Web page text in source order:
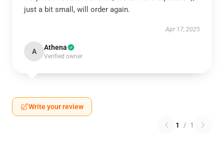
just a bit small, will order again.
Apr 17, 2025
A Athena
Verified owner
Write your review
1 / 1